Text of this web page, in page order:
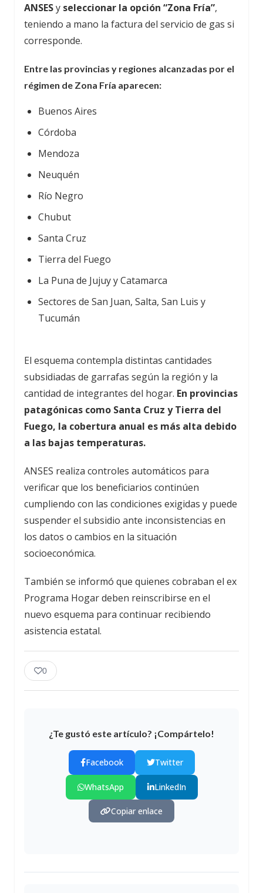
ANSESy seleccionar la opción “Zona Fría”,
teniendo a mano la factura del servicio de gas si
corresponde.
Entre las provincias y regiones alcanzadas por el
régimen de Zona Fría aparecen:
Buenos Aires
Córdoba
Mendoza
Neuquén
Río Negro
Chubut
Santa Cruz
Tierra del Fuego
La Puna de Jujuy y Catamarca
Sectores de San Juan, Salta, San Luis y
Tucumán
El esquema contempla distintas cantidades
subsidiadas de garrafas según la región y la
cantidad de integrantes del hogar. En provincias
patagónicas como Santa Cruz y Tierra del
Fuego, la cobertura anual es más alta debido
a las bajas temperaturas.
ANSES realiza controles automáticos para
verificar que los beneficiarios continúen
cumpliendo con las condiciones exigidas y puede
suspender el subsidio ante inconsistencias en
los datos o cambios en la situación
socioeconómica.
También se informó que quienes cobraban el ex
Programa Hogar deben reinscribirse en el
nuevo esquema para continuar recibiendo
asistencia estatal.
0
¿Te gustó este artículo? ¡Compártelo!
Facebook Twitter
WhatsApp LinkedIn
Copiar enlace